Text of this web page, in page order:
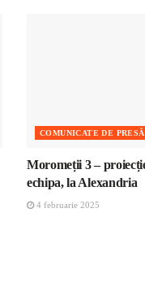
COMUNICATE DE PRESĂ
Moromeții 3 –
echipa, la Alexandria
4 februarie 2025